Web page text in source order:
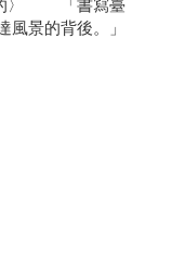
的〉 「書寫臺
風景的背後。」